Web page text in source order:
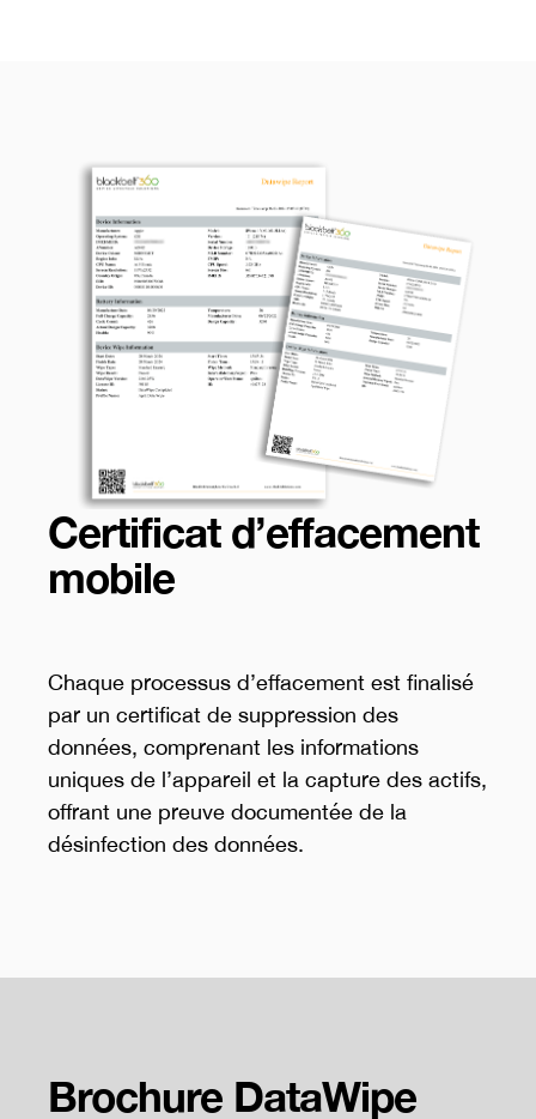
Certificat d’effacement
mobile
Chaque processus d’effacement est finalisé
par un certificat de suppression des
données, comprenant les informations
uniques de l’appareil et la capture des actifs,
offrant une preuve documentée de la
désinfection des données.
Brochure DataWipe